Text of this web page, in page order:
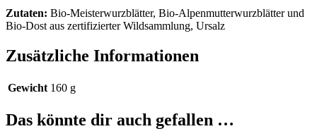
Zutaten: Bio-Meisterwurzblätter, Bio-Alpenmutterwurzblätter und
Bio-Dost aus zertifizierter Wildsammlung, Ursalz
Zusätzliche Informationen
Gewicht 160 g
Das könnte dir auch gefallen …